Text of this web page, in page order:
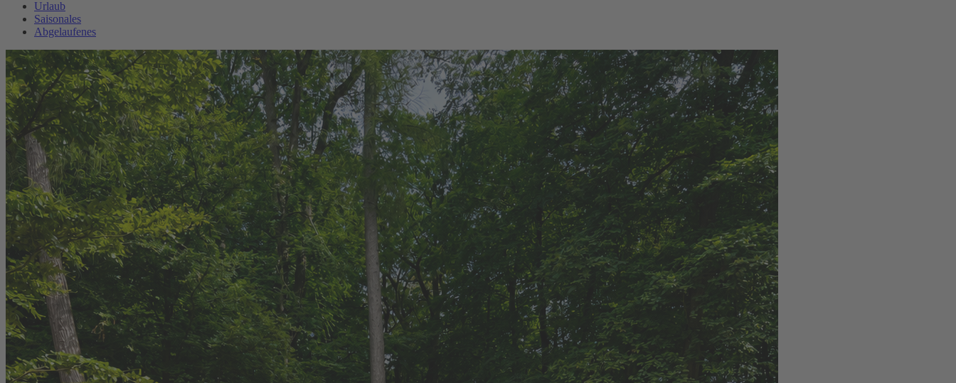
Urlaub
Saisonales
Abgelaufenes